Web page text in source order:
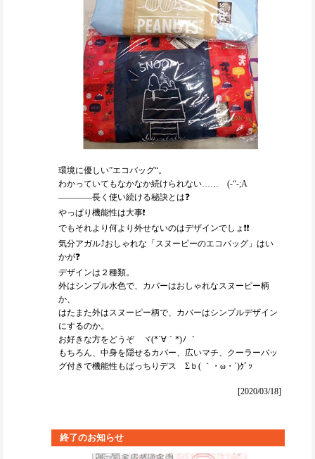
環境に優しい”エコバッグ“。
わかっていてもなかなか続けられない…… (-“-;A
――――長く使い続ける秘訣とは❓
やっぱり機能性は大事❗
でもそれより何より外せないのはデザインでしょ❗❗
気分アガル⤴おしゃれな「スヌーピーのエコバッグ」はい
かが❓
デザインは２種類。
外はシンプル水色で、カバーはおしゃれなスヌーピー柄
か、
はたまた外はスヌーピー柄で、カバーはシンプルデザイン
にするのか。
お好きな方をどうぞ ヾ(*´∀｀*)ﾉ゛
もちろん、中身を隠せるカバー、広いマチ、クーラーバッ
グ付きで機能性もばっちりデス Σｂ( ｀・ω・´)ｸﾞｯ
[2020/03/18]
終了のお知らせ